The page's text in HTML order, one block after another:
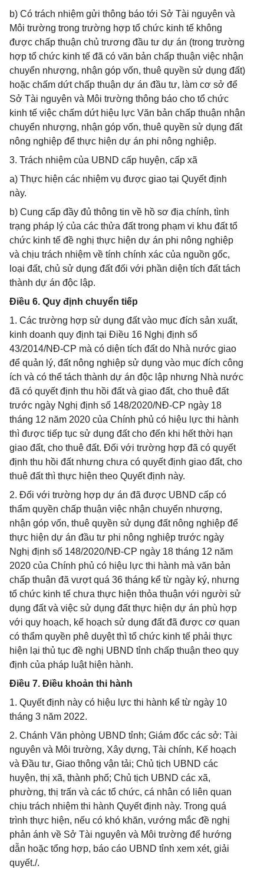
b) Có trách nhiệm gửi thông báo tới Sở Tài nguyên và
Môi trường trong trường hợp tổ chức kinh tế không
được chấp thuận chủ trương đầu tư dự án (trong trường
hợp tổ chức kinh tế đã có văn bản chấp thuận việc nhận
chuyển nhượng, nhận góp vốn, thuê quyền sử dụng đất)
hoặc chấm dứt chấp thuận dự án đầu tư, làm cơ sở để
Sở Tài nguyên và Môi trường thông báo cho tổ chức
kinh tế việc chấm dứt hiệu lực Văn bản chấp thuận nhận
chuyển nhượng, nhận góp vốn, thuê quyền sử dụng đất
nông nghiệp để thực hiện dự án phi nông nghiệp.
3. Trách nhiệm của UBND cấp huyện, cấp xã
a) Thực hiện các nhiệm vụ được giao tại Quyết định
này.
b) Cung cấp đầy đủ thông tin về hồ sơ địa chính, tình
trạng pháp lý của các thửa đất trong phạm vi khu đất tổ
chức kinh tế đề nghị thực hiện dự án phi nông nghiệp
và chịu trách nhiệm về tính chính xác của nguồn gốc,
loại đất, chủ sử dụng đất đối với phần diện tích đất tách
thành dự án độc lập.
Điều 6. Quy định chuyển tiếp
1. Các trường hợp sử dụng đất vào mục đích sản xuất,
kinh doanh quy định tại Điều 16 Nghị định số
43/2014/NĐ-CP mà có diện tích đất do Nhà nước giao
để quản lý, đất nông nghiệp sử dụng vào mục đích công
ích và có thể tách thành dự án độc lập nhưng Nhà nước
đã có quyết định thu hồi đất và giao đất, cho thuê đất
trước ngày Nghị định số 148/2020/NĐ-CP ngày 18
tháng 12 năm 2020 của Chính phủ có hiệu lực thi hành
thì được tiếp tục sử dụng đất cho đến khi hết thời hạn
giao đất, cho thuê đất. Đối với trường hợp đã có quyết
định thu hồi đất nhưng chưa có quyết định giao đất, cho
thuê đất thì thực hiện theo Quyết định này.
2. Đối với trường hợp dự án đã được UBND cấp có
thẩm quyền chấp thuận việc nhận chuyển nhượng,
nhận góp vốn, thuê quyền sử dụng đất nông nghiệp để
thực hiện dự án đầu tư phi nông nghiệp trước ngày
Nghị định số 148/2020/NĐ-CP ngày 18 tháng 12 năm
2020 của Chính phủ có hiệu lực thi hành mà văn bản
chấp thuận đã vượt quá 36 tháng kể từ ngày ký, nhưng
tổ chức kinh tế chưa thực hiện thỏa thuận với người sử
dụng đất và việc sử dụng đất thực hiện dự án phù hợp
với quy hoạch, kế hoạch sử dụng đất đã được cơ quan
có thẩm quyền phê duyệt thì tổ chức kinh tế phải thực
hiện lại thủ tục đề nghị UBND tỉnh chấp thuận theo quy
định của pháp luật hiện hành.
Điều 7. Điều khoản thi hành
1. Quyết định này có hiệu lực thi hành kể từ ngày 10
tháng 3 năm 2022.
2. Chánh Văn phòng UBND tỉnh; Giám đốc các sở: Tài
nguyên và Môi trường, Xây dựng, Tài chính, Kế hoạch
và Đầu tư, Giao thông vận tải; Chủ tịch UBND các
huyện, thị xã, thành phố; Chủ tịch UBND các xã,
phường, thị trấn và các tổ chức, cá nhân có liên quan
chịu trách nhiệm thi hành Quyết định này. Trong quá
trình thực hiện, nếu có khó khăn, vướng mắc đề nghị
phản ánh về Sở Tài nguyên và Môi trường để hướng
dẫn hoặc tổng hợp, báo cáo UBND tỉnh xem xét, giải
quyết./.